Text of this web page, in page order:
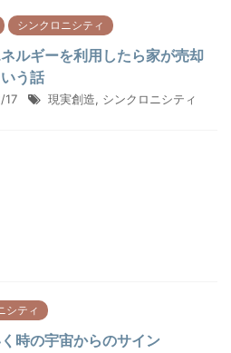
シンクロニシティ
ルギーを利用したら家が売却
う話
17 現実創造, シンクロニシティ
シティ
時の宇宙からのサイン